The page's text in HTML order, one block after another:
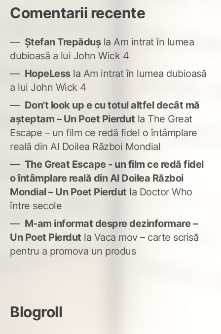
Comentarii recente
Ștefan Trepădușla Am intrat în lumea
dubioasă a lui John Wick 4
HopeLessla Am intrat în lumea dubioasă
a lui John Wick 4
Don't look up e cu totul altfel decât mă
așteptam – Un Poet Pierdut la The Great
Escape – un film ce redă fidel o întâmplare
reală din Al Doilea Război Mondial
The Great Escape - un film ce redă fidel
o întâmplare reală din Al Doilea Război
Mondial – Un Poet Pierdut la Doctor Who
între secole
M-am informat despre dezinformare –
Un Poet Pierdut la Vaca mov – carte scrisă
pentru a promova un produs
Blogroll